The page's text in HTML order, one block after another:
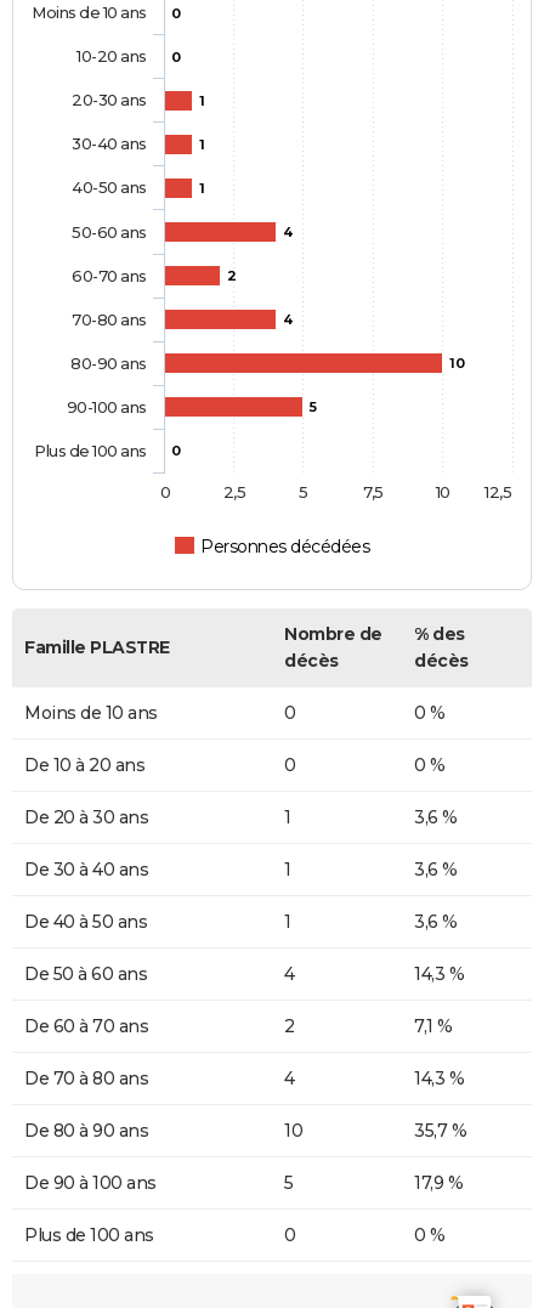
0
0
1
1
1
4
2
4
10
5
0
Personnes décédées
Moins de 10 ans
10-20 ans
20-30 ans
30-40 ans
40-50 ans
50-60 ans
60-70 ans
70-80 ans
80-90 ans
90-100 ans
Plus de 100 ans
0 10
2,5 5 7,5 12,5
Famille PLASTRE
Nombre de
décès
% des
décès
Moins de 10 ans 0 0 %
De 10 à 20 ans 0 0 %
De 20 à 30 ans 1 3,6 %
De 30 à 40 ans 1 3,6 %
De 40 à 50 ans 1 3,6 %
De 50 à 60 ans 4 14,3 %
De 60 à 70 ans 2 7,1 %
De 70 à 80 ans 4 14,3 %
De 80 à 90 ans 10 35,7 %
De 90 à 100 ans 5 17,9 %
Plus de 100 ans 0 0 %